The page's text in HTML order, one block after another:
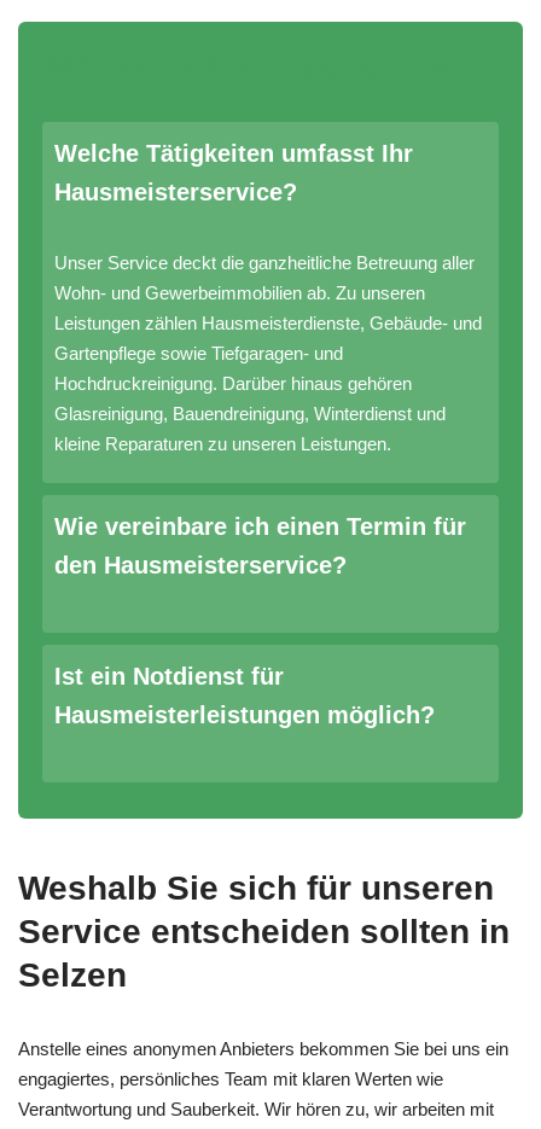
Welche Tätigkeiten umfasst Ihr
Hausmeisterservice?
Unser Service deckt die ganzheitliche Betreuung aller
Wohn- und Gewerbeimmobilien ab. Zu unseren
Leistungen zählen Hausmeisterdienste, Gebäude- und
Gartenpflege sowie Tiefgaragen- und
Hochdruckreinigung. Darüber hinaus gehören
Glasreinigung, Bauendreinigung, Winterdienst und
kleine Reparaturen zu unseren Leistungen.
Wie vereinbare ich einen Termin für
den Hausmeisterservice?
Ist ein Notdienst für
Hausmeisterleistungen möglich?
Weshalb Sie sich für unseren
Service entscheiden sollten in
Selzen
Anstelle eines anonymen Anbieters bekommen Sie bei uns ein
engagiertes, persönliches Team mit klaren Werten wie
Verantwortung und Sauberkeit. Wir hören zu, wir arbeiten mit